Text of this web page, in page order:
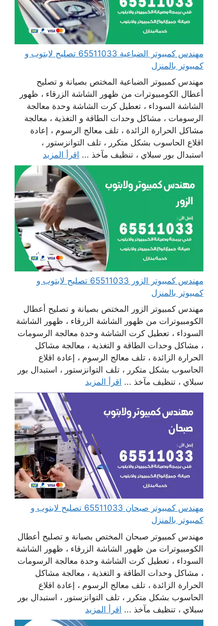
مهندس كمبيوتر الضباعية 65511033 تصليح لابتوب و
كمبيوتر بالمنزل
مهندس كمبيوتر الضباعية المختص بصيانة و تصليح
أعطال الكومبيوترات من ظهور الشاشة الزرقاء ، ظهور
الشاشة السوداء ، تعطيل كرت الشاشة وحدة معالجة
الرسومات ، مشاكل وحدات الطاقة و التغذية ، معالجة
مشاكل الحرارة الزائدة ، تلف معالج الرسوم ، إعادة
اقلاع الحاسوب بشكل متكرر ، تلف التوانزستور ،
استبدال بور سبلاي ، تنظيف مآخذ ... اقرأ المزيد
مهندس كمبيوتر الزور 65511033 تصليح لابتوب و
كمبيوتر بالمنزل
مهندس كمبيوتر الزور المختص بصيانة و تصليح أعطال
الكومبيوترات من ظهور الشاشة الزرقاء ، ظهور الشاشة
السوداء ، تعطيل كرت الشاشة وحدة معالجة الرسومات
، مشاكل وحدات الطاقة و التغذية ، معالجة مشاكل
الحرارة الزائدة ، تلف معالج الرسوم ، إعادة اقلاع
الحاسوب بشكل متكرر ، تلف التوانزستور ، استبدال بور
سبلاي ، تنظيف مآخذ ... اقرأ المزيد
مهندس كمبيوتر صبحان 65511033 تصليح لابتوب و
كمبيوتر بالمنزل
مهندس كمبيوتر صبحان المختص بصيانة و تصليح أعطال
الكومبيوترات من ظهور الشاشة الزرقاء ، ظهور الشاشة
السوداء ، تعطيل كرت الشاشة وحدة معالجة الرسومات
، مشاكل وحدات الطاقة و التغذية ، معالجة مشاكل
الحرارة الزائدة ، تلف معالج الرسوم ، إعادة اقلاع
الحاسوب بشكل متكرر ، تلف التوانزستور ، استبدال بور
سبلاي ، تنظيف مآخذ ... اقرأ المزيد